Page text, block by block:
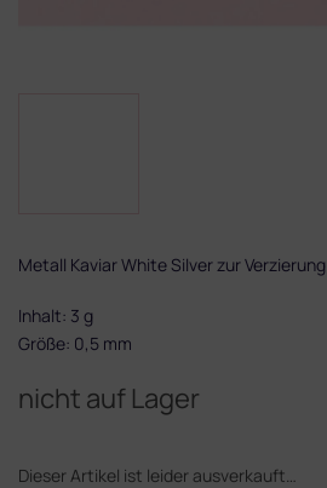
nicht auf Lager
Dieser Artikel ist leider ausverkauft…
Metall Kaviar White Silver zur Verzierung
Inhalt: 3 g
Größe: 0,5 mm